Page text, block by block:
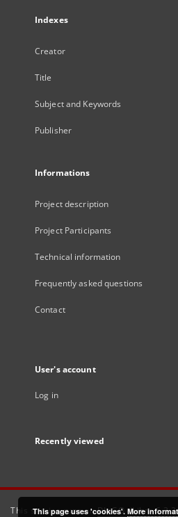
Indexes
Creator
Title
Subject and Keywords
Publisher
Informations
Project description
Project Participants
Technical information
Frequently asked questions
Contact
User's account
Log in
Recently viewed
This service runs onDInGO dLibra
This page uses 'cookies'. More